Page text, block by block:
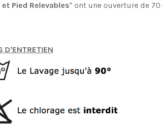
et Pied Relevables" ont une ouverture de
D'ENTRETIEN